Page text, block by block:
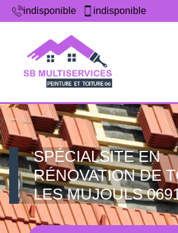
indisponible indisponible
SPÉCIALSITE EN
RÉNOVATION DE
LES MUJOULS